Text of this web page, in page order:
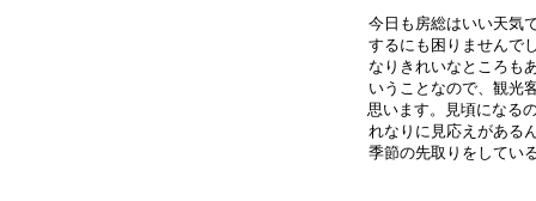
今日も房総はいい天気
するにも困りませんで
なりきれいなところも
いうことなので、観光
思います。見頃になる
れなりに見応えがある